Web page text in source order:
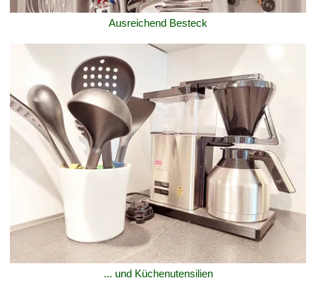
Ausreichend Besteck
... und Küchenutensilien